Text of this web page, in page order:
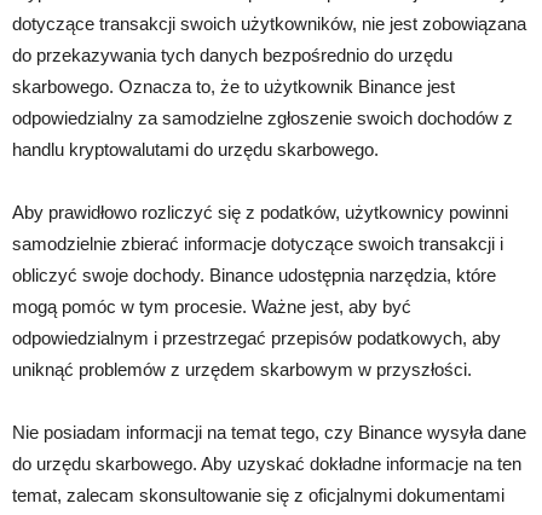
dotyczące transakcji swoich użytkowników, nie jest zobowiązana
do przekazywania tych danych bezpośrednio do urzędu
skarbowego. Oznacza to, że to użytkownik Binance jest
odpowiedzialny za samodzielne zgłoszenie swoich dochodów z
handlu kryptowalutami do urzędu skarbowego.
Aby prawidłowo rozliczyć się z podatków, użytkownicy powinni
samodzielnie zbierać informacje dotyczące swoich transakcji i
obliczyć swoje dochody. Binance udostępnia narzędzia, które
mogą pomóc w tym procesie. Ważne jest, aby być
odpowiedzialnym i przestrzegać przepisów podatkowych, aby
uniknąć problemów z urzędem skarbowym w przyszłości.
Nie posiadam informacji na temat tego, czy Binance wysyła dane
do urzędu skarbowego. Aby uzyskać dokładne informacje na ten
temat, zalecam skonsultowanie się z oficjalnymi dokumentami